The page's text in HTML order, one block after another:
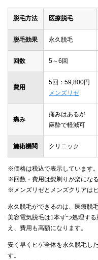
脱毛方法 医療脱毛
脱毛効果 永久脱毛
回数 5～6回
費用
5回：59,800円
メンズリゼ
痛み
痛みはあるが
麻酔で軽減可
施術機関 クリニック
※価格は税込で表示しています。
※回数・費用は髭剃りが楽にな
※メンズリゼとメンズクリアは
永久脱毛ができるのは、医療脱
美容電気脱毛は1本ずつ処理す
え、費用も高額になります。
安く早くヒゲ全体を永久脱毛し
す。